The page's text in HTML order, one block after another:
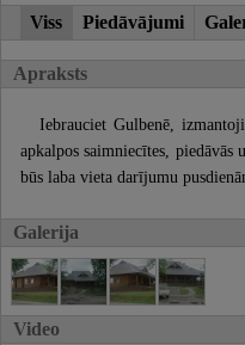
Viss Piedāvājumi
Apraksts
Iebrauciet Gulbenē,
apkalpos saimniecītes,
būs laba vieta darījumu
Galerija
Video